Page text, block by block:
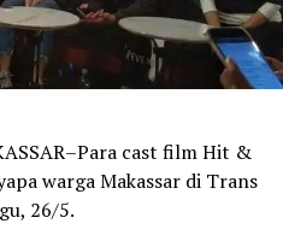
cast film Hit &
warga Makassar di Trans
26/5.